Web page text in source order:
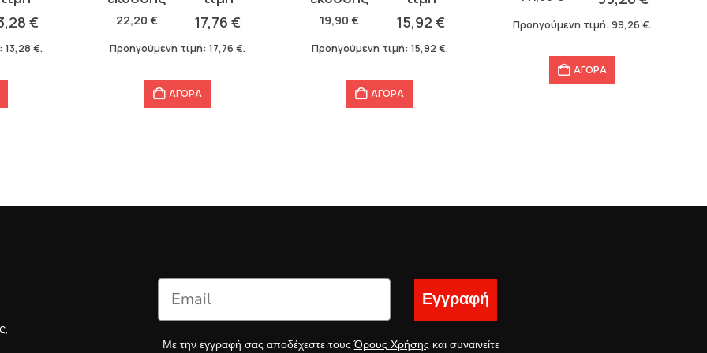
€
13,28€.
22,20 €
was:
22,20 €.
17,76€
τιμή
είναι:
Προηγούμενη τιμή: 17,76 €.
ΑΓΟΡΑ
19,90€
was:
19,90 €.
15,92 €
τιμή
είναι:
Προηγούμενη τιμή: 15,92 €.
ΑΓΟΡΑ
141,80 €.
είναι:
Προηγούμενη τιμή:99,26€.
ΑΓΟΡΑ
Εγγραφή
Με την εγγραφή σας αποδέχεστε τουςΌρους Χρήσης και συναινείτε